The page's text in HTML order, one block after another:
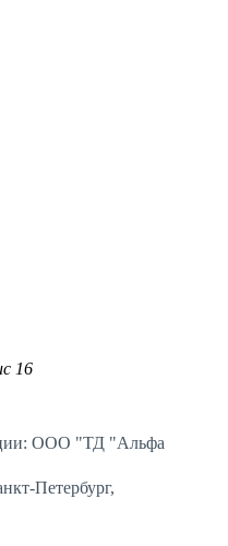
16
ООО "ТД "Альфа
Петербург,